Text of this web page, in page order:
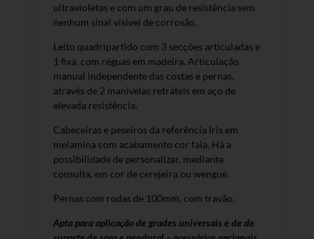
ultravioletas e com um grau de resistência sem
nenhum sinal visível de corrosão.
Leito quadripartido com 3 secções articuladas e
1 fixa, com réguas em madeira. Articulação
manual independente das costas e pernas,
através de 2 manivelas retráteis em aço de
elevada resistência.
Cabeceiras e peseiros da referência Iris em
melamina com acabamento cor faia. Há a
possibilidade de personalizar, mediante
consulta, em cor de cerejeira ou wengué.
Pernas com rodas de 100mm, com travão.
Apta para aplicação de grades universais e de de